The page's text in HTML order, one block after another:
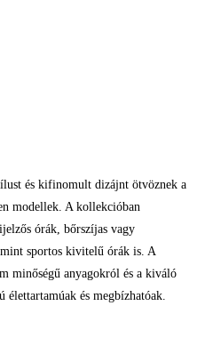
és kifinomult dizájnt ötvöznek a
modellek. A kollekcióban
órák, bőrszíjas vagy
sportos kivitelű órák is. A
minőségű anyagokról és a kiváló
és megbízhatóak.